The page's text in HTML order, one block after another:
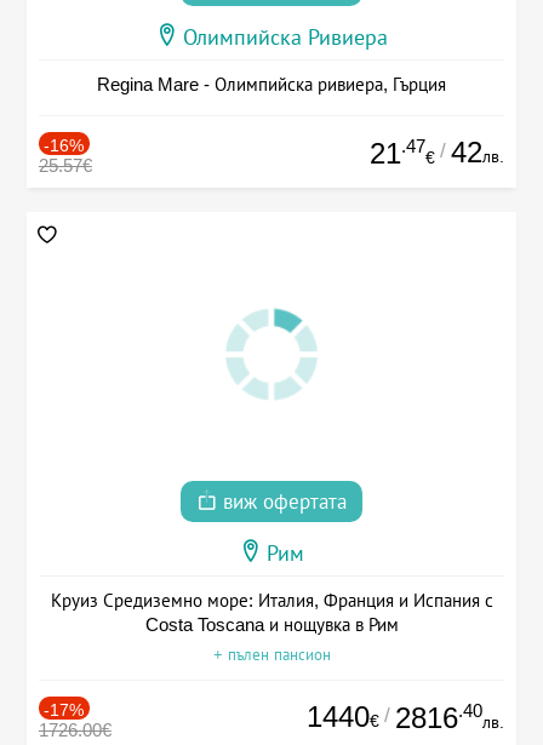
Олимпийска Ривиера
Regina Mare - Олимпийска ривиера, Гърция
-16%
25.57€ 21.47
€ / 42лв.
виж офертата
Рим
Круиз Средиземно море: Италия, Франция и Испания с
Costa Toscana и нощувка в Рим
+ пълен пансион
-17%
1726.00€ 1440€ / 2816.40
лв.